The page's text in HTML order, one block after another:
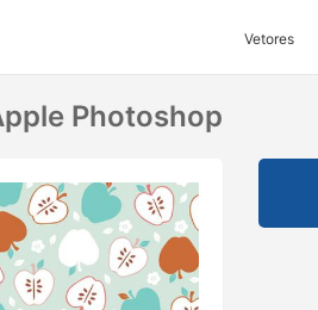
Vetores
Photoshop